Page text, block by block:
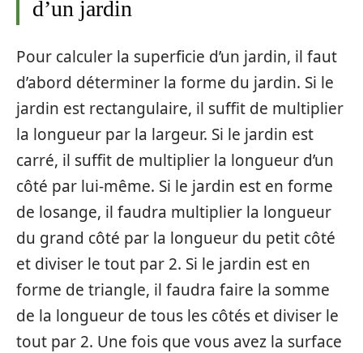
d’un jardin
Pour calculer la superficie d’un jardin, il faut
d’abord déterminer la forme du jardin. Si le
jardin est rectangulaire, il suffit de multiplier
la longueur par la largeur. Si le jardin est
carré, il suffit de multiplier la longueur d’un
côté par lui-même. Si le jardin est en forme
de losange, il faudra multiplier la longueur
du grand côté par la longueur du petit côté
et diviser le tout par 2. Si le jardin est en
forme de triangle, il faudra faire la somme
de la longueur de tous les côtés et diviser le
tout par 2. Une fois que vous avez la surface